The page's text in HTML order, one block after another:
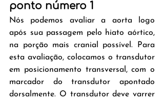
ponto número 1
Nós podemos avaliar a aorta logo
após sua passagem pelo hiato aórtico,
na porção mais cranial possível. Para
esta avaliação, colocamos o transdutor
em posicionamento transversal, com o
marcador do transdutor apontado
dorsalmente. O transdutor deve varrer